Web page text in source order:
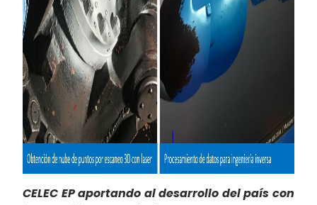
CELEC EP aportando al desarrollo del país con